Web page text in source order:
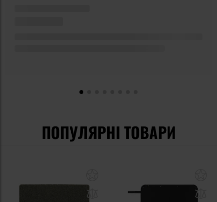
ПОПУЛЯРНІ ТОВАРИ